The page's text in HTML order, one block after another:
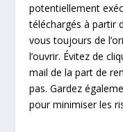
potentiellement
téléchargés à partir
vous toujours de
l’ouvrir. Évitez de
mail de la part de
pas. Gardez
pour minimiser les